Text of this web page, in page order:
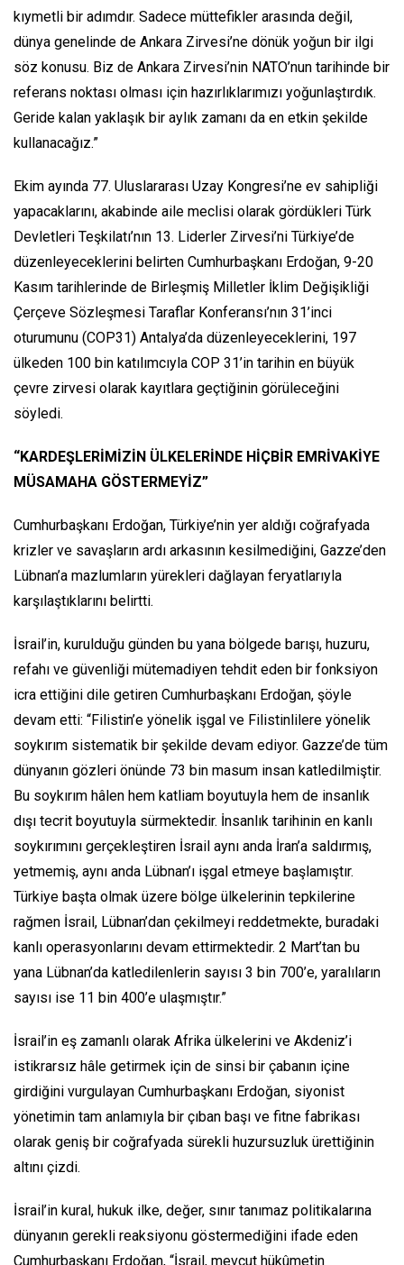
kıymetli bir adımdır. Sadece müttefikler arasında değil,
dünya genelinde de Ankara Zirvesi’ne dönük yoğun bir ilgi
söz konusu. Biz de Ankara Zirvesi’nin NATO’nun tarihinde bir
referans noktası olması için hazırlıklarımızı yoğunlaştırdık.
Geride kalan yaklaşık bir aylık zamanı da en etkin şekilde
kullanacağız.”
Ekim ayında 77. Uluslararası Uzay Kongresi’ne ev sahipliği
yapacaklarını, akabinde aile meclisi olarak gördükleri Türk
Devletleri Teşkilatı’nın 13. Liderler Zirvesi’ni Türkiye’de
düzenleyeceklerini belirten Cumhurbaşkanı Erdoğan, 9-20
Kasım tarihlerinde de Birleşmiş Milletler İklim Değişikliği
Çerçeve Sözleşmesi Taraflar Konferansı’nın 31’inci
oturumunu (COP31) Antalya’da düzenleyeceklerini, 197
ülkeden 100 bin katılımcıyla COP 31’in tarihin en büyük
çevre zirvesi olarak kayıtlara geçtiğinin görüleceğini
söyledi.
“KARDEŞLERİMİZİN ÜLKELERİNDE HİÇBİR EMRİVAKİYE
MÜSAMAHA GÖSTERMEYİZ”
Cumhurbaşkanı Erdoğan, Türkiye’nin yer aldığı coğrafyada
krizler ve savaşların ardı arkasının kesilmediğini, Gazze’den
Lübnan’a mazlumların yürekleri dağlayan feryatlarıyla
karşılaştıklarını belirtti.
İsrail’in, kurulduğu günden bu yana bölgede barışı, huzuru,
refahı ve güvenliği mütemadiyen tehdit eden bir fonksiyon
icra ettiğini dile getiren Cumhurbaşkanı Erdoğan, şöyle
devam etti: “Filistin’e yönelik işgal ve Filistinlilere yönelik
soykırım sistematik bir şekilde devam ediyor. Gazze’de tüm
dünyanın gözleri önünde 73 bin masum insan katledilmiştir.
Bu soykırım hâlen hem katliam boyutuyla hem de insanlık
dışı tecrit boyutuyla sürmektedir. İnsanlık tarihinin en kanlı
soykırımını gerçekleştiren İsrail aynı anda İran’a saldırmış,
yetmemiş, aynı anda Lübnan’ı işgal etmeye başlamıştır.
Türkiye başta olmak üzere bölge ülkelerinin tepkilerine
rağmen İsrail, Lübnan’dan çekilmeyi reddetmekte, buradaki
kanlı operasyonlarını devam ettirmektedir. 2 Mart’tan bu
yana Lübnan’da katledilenlerin sayısı 3 bin 700’e, yaralıların
sayısı ise 11 bin 400’e ulaşmıştır.”
İsrail’in eş zamanlı olarak Afrika ülkelerini ve Akdeniz’i
istikrarsız hâle getirmek için de sinsi bir çabanın içine
girdiğini vurgulayan Cumhurbaşkanı Erdoğan, siyonist
yönetimin tam anlamıyla bir çıban başı ve fitne fabrikası
olarak geniş bir coğrafyada sürekli huzursuzluk ürettiğinin
altını çizdi.
İsrail’in kural, hukuk ilke, değer, sınır tanımaz politikalarına
dünyanın gerekli reaksiyonu göstermediğini ifade eden
Cumhurbaşkanı Erdoğan, “İsrail, mevcut hükûmetin